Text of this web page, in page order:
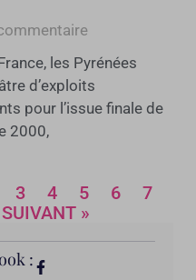
les Pyrénées
d’exploits
pour l’issue finale de
2000,
3 4 5 6
7
SUIVANT »
: